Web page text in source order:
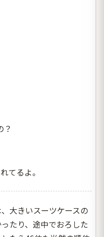
？
てるよ。
大きいスーツケースの
たり、途中でおろした